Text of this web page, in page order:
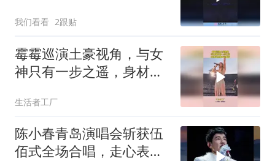
我们看看 2跟贴
霉霉巡演土豪视角，与女
神只有一步之遥，身材比
生活者工厂
陈小春青岛演唱会斩获伍
佰式全场合唱，走心表